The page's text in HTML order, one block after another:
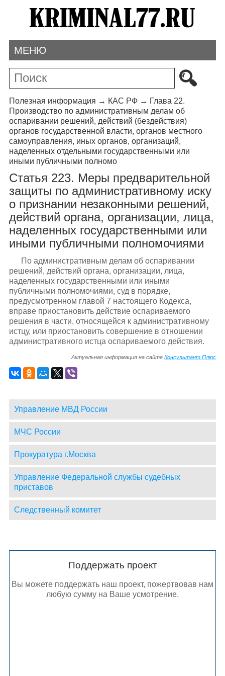
МЕНЮ
Полезная информация → КАС РФ→ Глава 22.
Производство по административным делам об
оспаривании решений, действий (бездействия)
органов государственной власти, органов местного
самоуправления, иных органов, организаций,
наделенных отдельными государственными или
иными публичными полномо
Статья 223. Меры предварительной
защиты по административному иску
о признании незаконными решений,
действий органа, организации, лица,
наделенных государственными или
иными публичными полномочиями
По административным делам об оспаривании
решений, действий органа, организации, лица,
наделенных государственными или иными
публичными полномочиями, суд в порядке,
предусмотренном главой 7 настоящего Кодекса,
вправе приостановить действие оспариваемого
решения в части, относящейся к административному
истцу, или приостановить совершение в отношении
административного истца оспариваемого действия.
Актуальная информация на сайтеКонсультант Плюс
Управление МВД России
МЧС России
Прокуратура г.Москва
Управление Федеральной службы судебных
приставов
Следственный комитет
Поддержать проект
Вы можете поддержать наш проект, пожертвовав нам
любую сумму на Ваше усмотрение.